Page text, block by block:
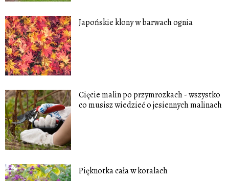
Japońskie klony w barwach ognia
Cięcie malin po przymrozkach - wszystko
co musisz wiedzieć o jesiennych malinach
Pięknotka cała w koralach